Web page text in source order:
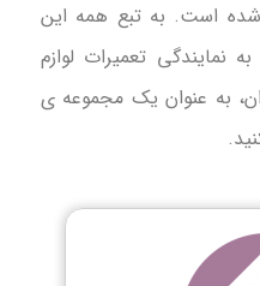
شده است. به تبع همه این
نمایندگی تعمیرات لوازم
به عنوان یک مجموعه ی